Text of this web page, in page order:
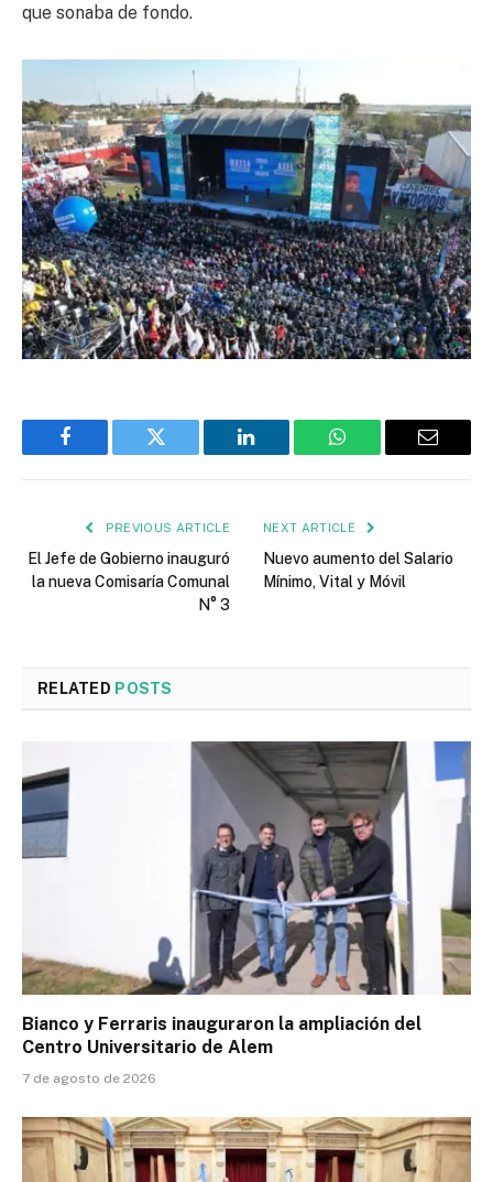
que sonaba de fondo.
Facebook Twitter LinkedIn WhatsApp Email
PREVIOUS ARTICLE
El Jefe de Gobierno inauguró
la nueva Comisaría Comunal
N° 3
NEXT ARTICLE
Nuevo aumento del Salario
Mínimo, Vital y Móvil
RELATED POSTS
Bianco y Ferraris inauguraron la ampliación del
Centro Universitario de Alem
7 de agosto de 2026